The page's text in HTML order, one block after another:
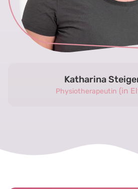
Katharina
Physiotherapeutin (in